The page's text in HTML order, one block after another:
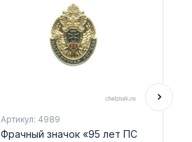
Артикул: 4989
Фрачный значок «95 лет ПС